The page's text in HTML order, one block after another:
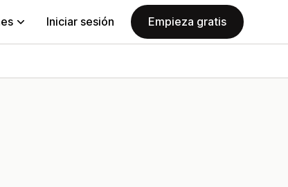
Iniciar sesión Empieza gratis